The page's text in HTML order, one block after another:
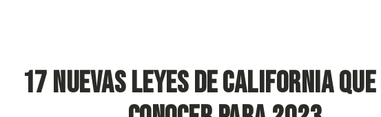
17 Nuevas Leyes de California que